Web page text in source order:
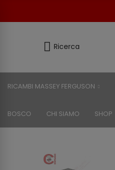
Ricerca
RICAMBI MASSEY FERGUSON
BOSCO CHI SIAMO SHOP